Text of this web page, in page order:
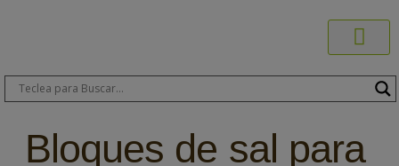
Bloques de sal para